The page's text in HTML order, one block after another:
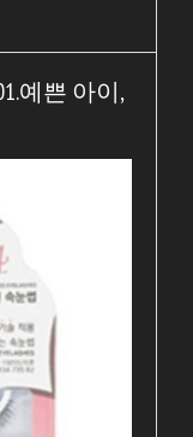
예쁜 아이,